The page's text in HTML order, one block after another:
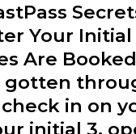
Your Initial
Are
gotten
check in on
initial 3,